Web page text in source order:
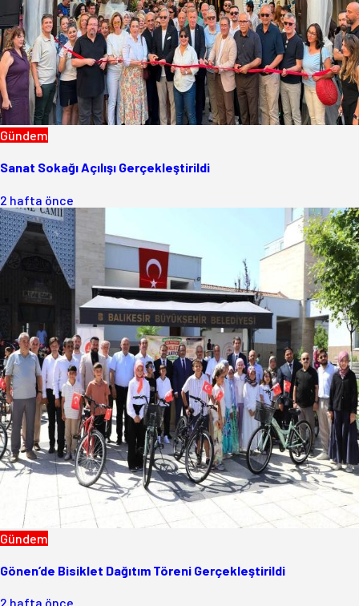
Gündem
Sanat Sokağı Açılışı Gerçekleştirildi
2 hafta önce
Gündem
Gönen’de Bisiklet Dağıtım Töreni Gerçekleştirildi
2 hafta önce